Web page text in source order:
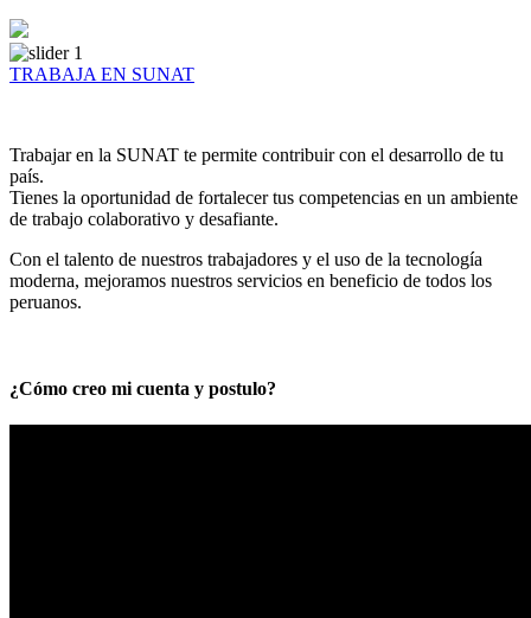
TRABAJA EN SUNAT
Trabajar en la SUNAT te permite contribuir con el desarrollo de tu
país.
Tienes la oportunidad de fortalecer tus competencias en un ambiente
de trabajo colaborativo y desafiante.
Con el talento de nuestros trabajadores y el uso de la tecnología
moderna, mejoramos nuestros servicios en beneficio de todos los
peruanos.
¿Cómo creo mi cuenta y postulo?